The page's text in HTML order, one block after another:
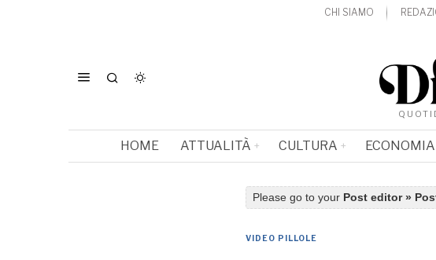
CHI SIAMO
HOME ATTUALITÀ CULTURA ECONOMIA
Please go to your Post editor »
VIDEO PILLOLE